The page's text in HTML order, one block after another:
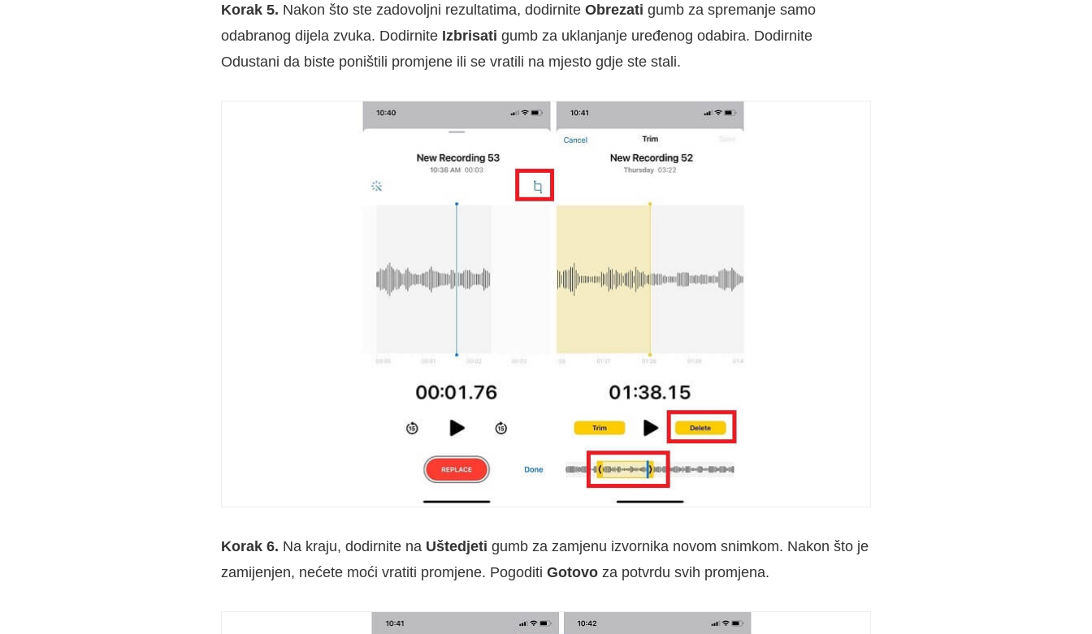
Korak 5. Nakon što ste zadovoljni rezultatima, dodirnite Obrezati gumb za spremanje samo
odabranog dijela zvuka. Dodirnite Izbrisati gumb za uklanjanje uređenog odabira. Dodirnite
Odustani da biste poništili promjene ili se vratili na mjesto gdje ste stali.
Korak 6. Na kraju, dodirnite na Uštedjeti gumb za zamjenu izvornika novom snimkom. Nakon što je
zamijenjen, nećete moći vratiti promjene. Pogoditi Gotovo za potvrdu svih promjena.